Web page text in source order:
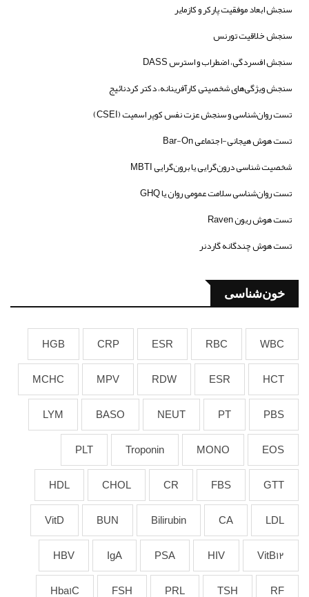
سنجش ابعاد موفقیت پارکر و کازمایر
سنجش خلاقیت تورنس
سنجش افسردگی، اضطراب و استرس DASS
سنجش ویژگی‌های شخصیتی کارآفرینانه، دکتر کردنائیج
تست روان‌شناسی و سنجش عزت نفس کوپر اسمیت (CSEI)
تست هوش هیجانی-اجتماعی Bar-On
شخصیت شناسی درون‌گرایی یا برون‌گرایی MBTI
تست روان‌شناسی سلامت عمومی روان یا GHQ
تست هوش ریون Raven
تست هوش چندگانه گاردنر
خون‌شناسی
WBC
RBC
ESR
CRP
HGB
HCT
ESR
RDW
MPV
MCHC
PBS
PT
NEUT
BASO
LYM
EOS
MONO
Troponin
PLT
GTT
FBS
CR
CHOL
HDL
LDL
CA
Bilirubin
BUN
VitD
VitB12
HIV
PSA
IgA
HBV
RF
TSH
PRL
FSH
Hba1C